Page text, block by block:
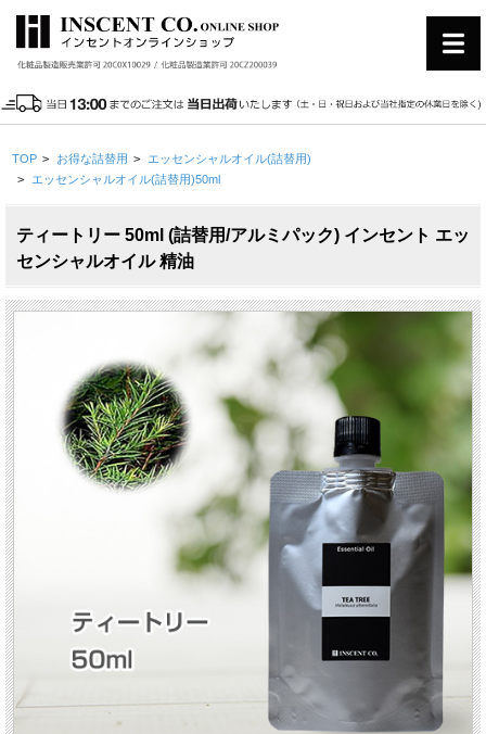
TOP > お得な詰替用 > エッセンシャルオイル(詰替用)
> エッセンシャルオイル(詰替用)50ml
ティートリー 50ml (詰替用/アルミパック) インセント エッ
センシャルオイル 精油